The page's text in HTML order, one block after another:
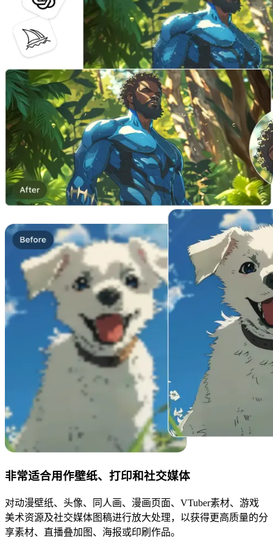
非常适合用作壁纸、打印和社交媒体
对动漫壁纸、头像、同人画、漫画页面、VTuber素材、游戏
美术资源及社交媒体图稿进行放大处理，以获得更高质量的分
享素材、直播叠加图、海报或印刷作品。